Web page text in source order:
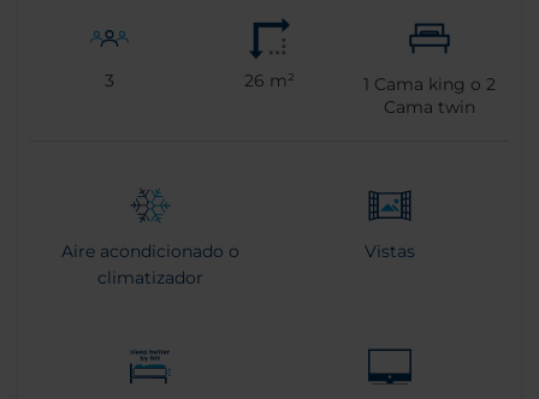
3 26 m² 1 Cama king o 2
Cama twin
Aire acondicionado o
climatizador
Vistas